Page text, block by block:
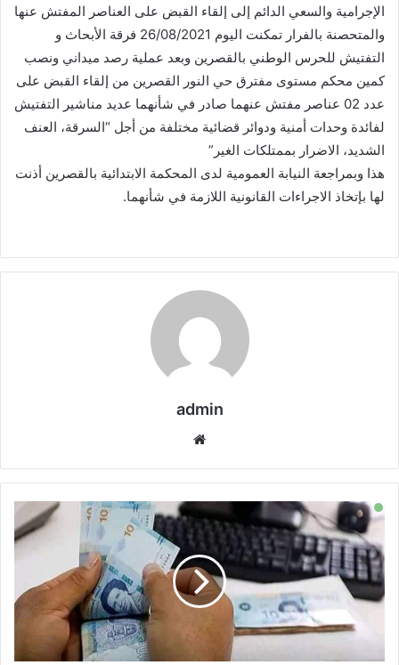
الإجرامية والسعي الدائم إلى إلقاء القبض على العناصر المفتش عنها
والمتحصنة بالفرار تمكنت اليوم 26/08/2021 فرقة الأبحاث و
التفتيش للحرس الوطني بالقصرين وبعد عملية رصد ميداني ونصب
كمين محكم مستوى مفترق حي النور القصرين من إلقاء القبض على
عدد 02 عناصر مفتش عنهما صادر في شأنهما عديد مناشير التفتيش
لفائدة وحدات أمنية ودوائر قضائية مختلفة من أجل “السرقة، العنف
الشديد، الاضرار بممتلكات الغير”
هذا وبمراجعة النيابة العمومية لدى المحكمة الابتدائية بالقصرين أذنت
لها بإتخاذ الاجراءات القانونية اللازمة في شأنهما.
admin